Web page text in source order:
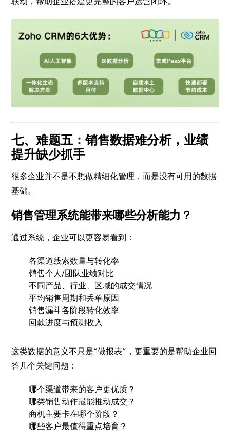
七、难题五：销售数据难分析，业绩
提升缺少抓手
很多企业并不是不想做精细化管理，而是没有可用的数据
基础。
销售管理系统能带来哪些分析能力？
通过系统，企业可以更容易看到：
各渠道线索数量与转化率
销售个人/团队业绩对比
不同产品、行业、区域的成交情况
平均销售周期和丢单原因
销售漏斗各阶段转化效率
回款进度与预测收入
这类数据的意义不只是“做报表”，更重要的是帮助企业回
答几个关键问题：
哪个渠道带来的客户更优质？
哪类销售动作最能推动成交？
商机主要卡在哪个阶段？
哪些客户最值得重点培育？